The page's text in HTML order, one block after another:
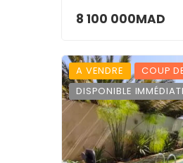
8 100 000MAD
A VENDRE
COUP
DISPONIBLE